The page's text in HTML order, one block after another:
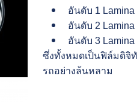
อันดับ 1
อันดับ 2
อันดับ 3
ซึ่งทั้งหมดเป็นฟิล์มดิจิ
รถอย่างล้นหลาม